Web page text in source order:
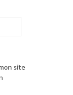
site